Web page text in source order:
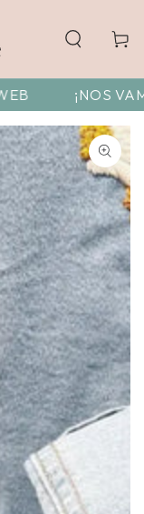
Carrito
¡NOS